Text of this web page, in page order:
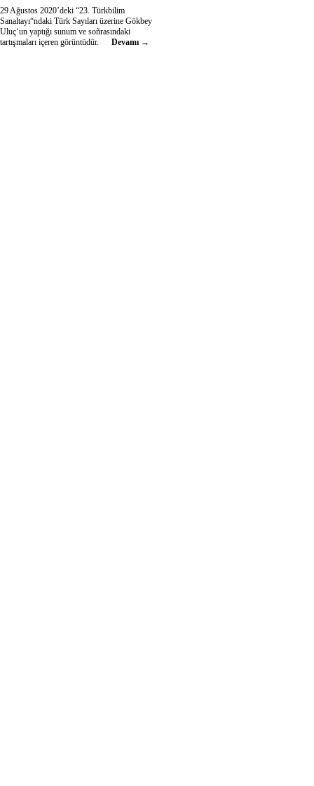
29 Ağustos 2020’deki “23. Türkbilim
Sanaltayı“ndaki Türk Sayıları üzerine Gökbey
Uluç‘un yaptığı sunum ve soñrasındaki
tartışmaları içeren görüntüdür. Devamı →